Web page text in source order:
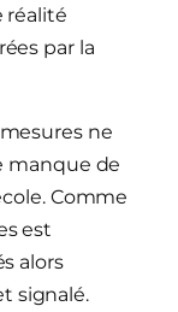
réalité
par la
ne
manque de
Comme
est
alors
signalé.